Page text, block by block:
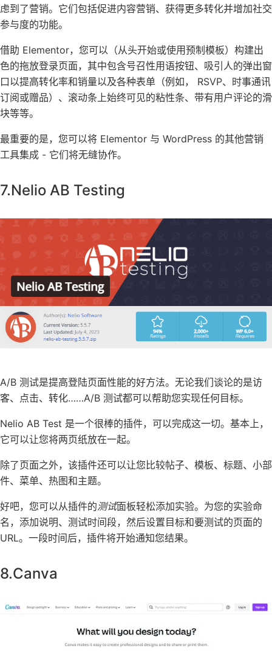
虑到了营销。它们包括促进内容营销、获得更多转化并增加社交
参与度的功能。
借助 Elementor，您可以（从头开始或使用预制模板）构建出
色的拖放登录页面，其中包含号召性用语按钮、吸引人的弹出窗
口以提高转化率和销量以及各种表单（例如， RSVP、时事通讯
订阅或赠品）、滚动条上始终可见的粘性条、带有用户评论的滑
块等等。
最重要的是，您可以将 Elementor 与 WordPress 的其他营销
工具集成 - 它们将无缝协作。
7.Nelio AB Testing
A/B 测试是提高登陆页面性能的好方法。无论我们谈论的是访
客、点击、转化……A/B 测试都可以帮助您实现任何目标。
Nelio AB Test 是一个很棒的插件，可以完成这一切。基本上，
它可以让您将两页纸放在一起。
除了页面之外，该插件还可以让您比较帖子、模板、标题、小部
件、菜单、热图和主题。
好吧，您可以从插件的测试面板轻松添加实验。为您的实验命
名，添加说明、测试时间段，然后设置目标和要测试的页面的
URL。一段时间后，插件将开始通知您结果。
8.Canva